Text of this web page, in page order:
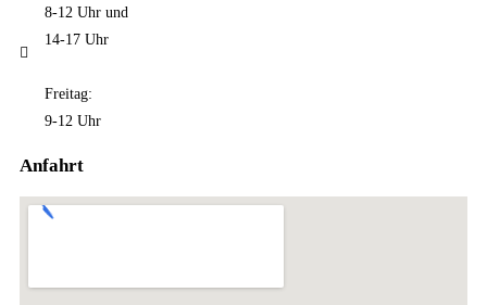
8-12 Uhr und
14-17 Uhr
Freitag:
9-12 Uhr
Anfahrt